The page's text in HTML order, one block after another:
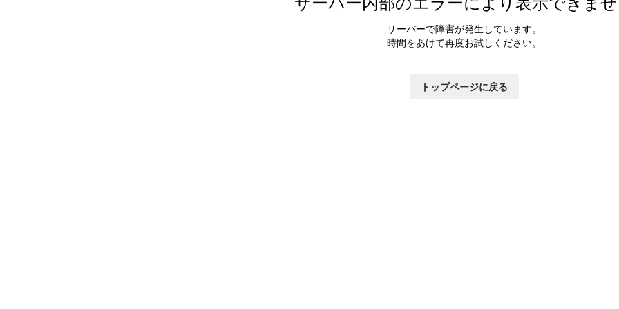
サーバーで障害が発生しています。
時間をあけて再度お試しください。
トップページに戻る